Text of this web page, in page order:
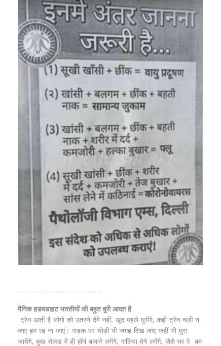
------------------------
पैनिक हडबडाहट भारतीयों की बहुत बुरी आदत है
ट्रेन आती है लोगों को उतरने देंगे नहीं, खुद पहले घुसेंगे, कही ट्रेन चली न
जाए हम रह ना जाएं। सड़क पर थोड़ी भी जगह दिख जाए कहीं भी घुस
जायेंगे, कुछ सेकंड में ही हॉर्न बजाने लगेंगे, गालिया देने लगेंगे, जैसे घर पे बम